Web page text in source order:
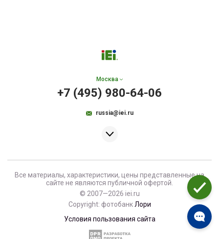
Москва
+7 (495) 980-64-06
russia@iei.ru
Все материалы, характеристики, цены представленные на
сайте не являются публичной офертой.
© 2007—2026 iei.ru
Copyright: фотобанк Лори
Условия пользования сайта